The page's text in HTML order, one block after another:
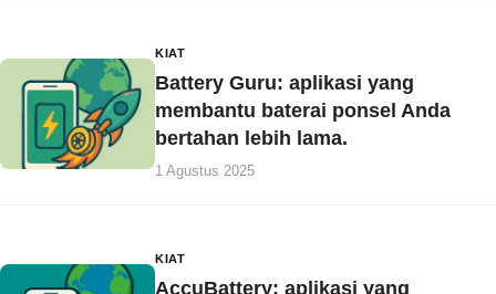
KIAT
Battery Guru: aplikasi yang
membantu baterai ponsel Anda
bertahan lebih lama.
1 Agustus 2025
KIAT
AccuBattery: aplikasi yang